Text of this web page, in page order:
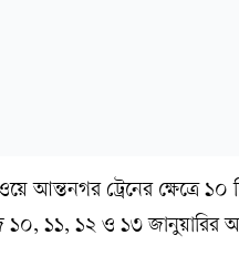
আন্তনগর ট্রেনের ক্ষেত্রে
১১, ১২ ও ১৩ জানুয়ারির